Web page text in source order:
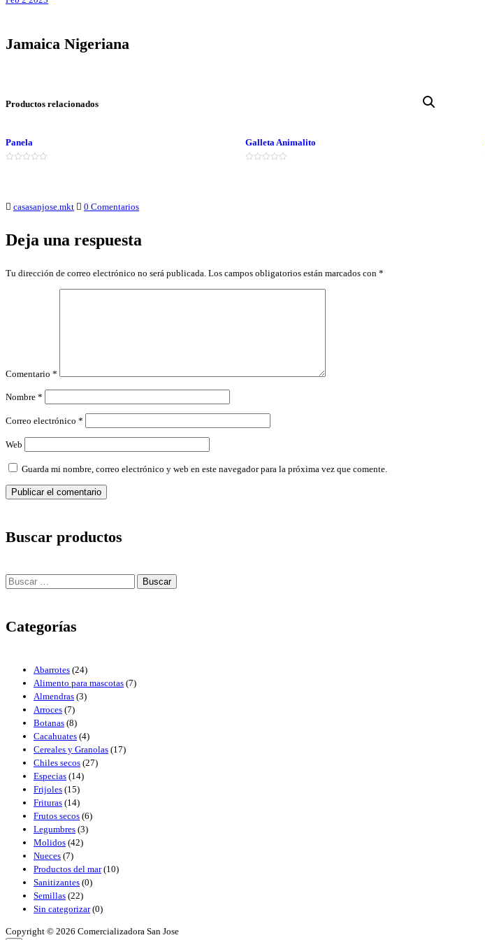
Jamaica Nigeriana
Productos relacionados
Panela Galleta Animalito
casasanjose.mkt 0 Comentarios
Deja una respuesta
Tu dirección de correo electrónico no será publicada. Los campos obligatorios están marcados con *
Comentario *
Nombre *
Correo electrónico *
Web
Guarda mi nombre, correo electrónico y web en este navegador para la próxima vez que comente.
Buscar productos
Categorías
Abarrotes (24)
Alimento para mascotas (7)
Almendras (3)
Arroces (7)
Botanas (8)
Cacahuates (4)
Cereales y Granolas (17)
Chiles secos (27)
Especias (14)
Frijoles (15)
Frituras (14)
Frutos secos (6)
Legumbres (3)
Molidos (42)
Nueces (7)
Productos del mar (10)
Sanitizantes (0)
Semillas (22)
Sin categorizar (0)
Copyright © 2026 Comercializadora San Jose